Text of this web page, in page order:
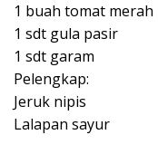
1 buah tomat merah
1 sdt gula pasir
1 sdt garam
Pelengkap:
Jeruk nipis
Lalapan sayur